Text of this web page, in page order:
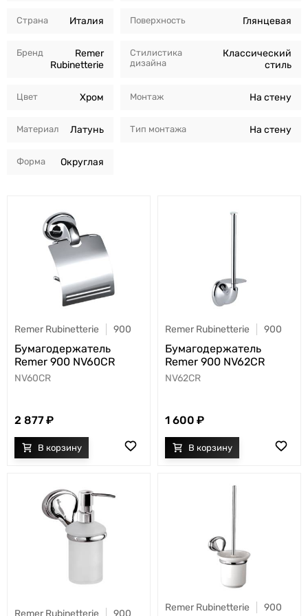
Страна Италия
Бренд
Remer
Rubinetterie
Цвет Хром
Материал Латунь
Форма Округлая
Поверхность Глянцевая
Стилистика
дизайна
Классический
стиль
Монтаж На стену
Тип монтажа На стену
Remer Rubinetterie 900
Бумагодержатель
Remer 900 NV60CR
NV60CR
2 877
Remer Rubinetterie 900
Бумагодержатель
Remer 900 NV62CR
NV62CR
1 600
Remer Rubinetterie 900 Remer Rubinetterie 900